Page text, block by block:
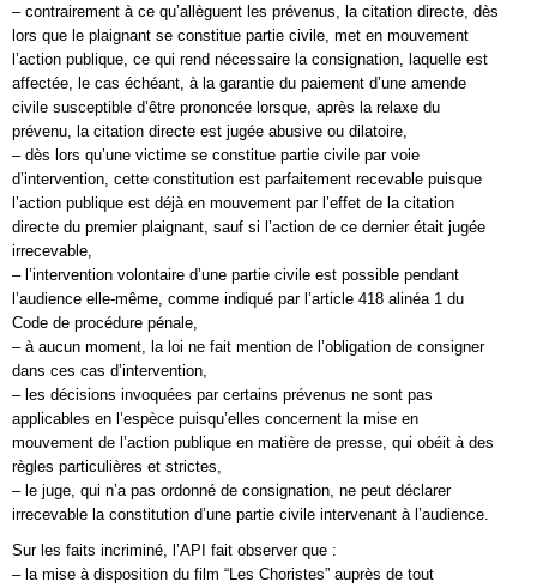
– contrairement à ce qu’allèguent les prévenus, la citation directe, dès
lors que le plaignant se constitue partie civile, met en mouvement
l’action publique, ce qui rend nécessaire la consignation, laquelle est
affectée, le cas échéant, à la garantie du paiement d’une amende
civile susceptible d’être prononcée lorsque, après la relaxe du
prévenu, la citation directe est jugée abusive ou dilatoire,
– dès lors qu’une victime se constitue partie civile par voie
d’intervention, cette constitution est parfaitement recevable puisque
l’action publique est déjà en mouvement par l’effet de la citation
directe du premier plaignant, sauf si l’action de ce dernier était jugée
irrecevable,
– l’intervention volontaire d’une partie civile est possible pendant
l’audience elle-même, comme indiqué par l’article 418 alinéa 1 du
Code de procédure pénale,
– à aucun moment, la loi ne fait mention de l’obligation de consigner
dans ces cas d’intervention,
– les décisions invoquées par certains prévenus ne sont pas
applicables en l’espèce puisqu’elles concernent la mise en
mouvement de l’action publique en matière de presse, qui obéit à des
règles particulières et strictes,
– le juge, qui n’a pas ordonné de consignation, ne peut déclarer
irrecevable la constitution d’une partie civile intervenant à l’audience.
Sur les faits incriminé, l’API fait observer que :
– la mise à disposition du film “Les Choristes” auprès de tout